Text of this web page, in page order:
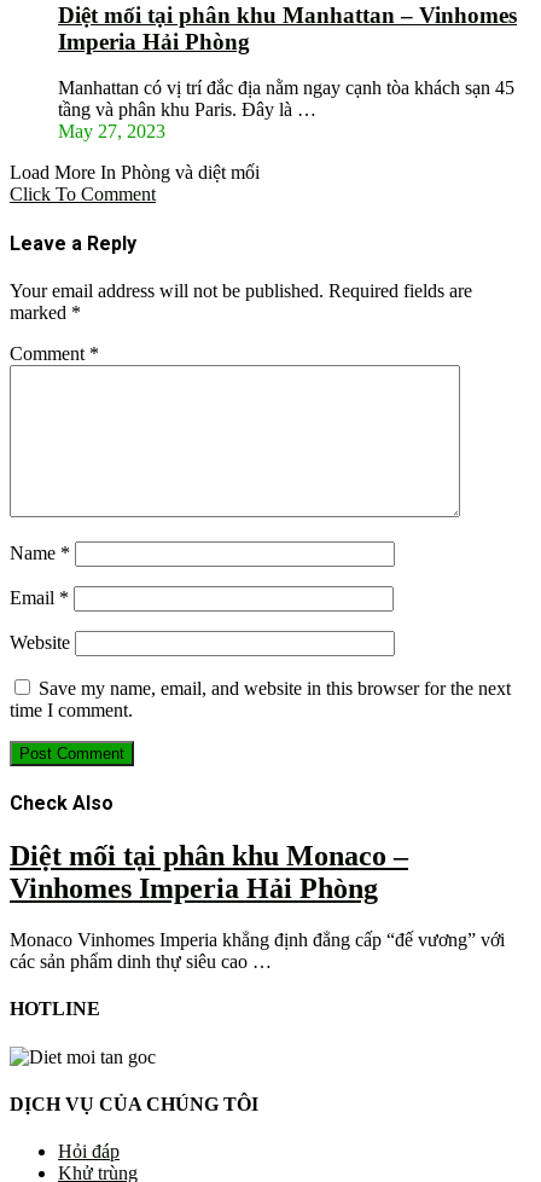
Diệt mối tại phân khu Manhattan – Vinhomes
Imperia Hải Phòng
Manhattan có vị trí đắc địa nằm ngay cạnh tòa khách sạn 45
tầng và phân khu Paris. Đây là …
May 27, 2023
Load More In Phòng và diệt mối
Click To Comment
Leave a Reply
Your email address will not be published. Required fields are
marked *
Comment *
Name *
Email *
Website
Save my name, email, and website in this browser for the next
time I comment.
Check Also
Diệt mối tại phân khu Monaco –
Vinhomes Imperia Hải Phòng
Monaco Vinhomes Imperia khẳng định đẳng cấp “đế vương” với
các sản phẩm dinh thự siêu cao …
HOTLINE
DỊCH VỤ CỦA CHÚNG TÔI
Hỏi đáp
Khử trùng